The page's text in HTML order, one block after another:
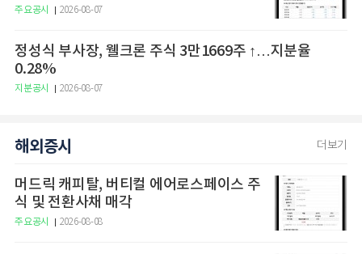
주요공시 2026-08-07
정성식 부사장, 웰크론 주식 3만1669주 ↑…지분율
0.28%
지분공시 2026-08-07
해외증시 더보기
머드릭 캐피탈, 버티컬 에어로스페이스 주
식 및 전환사채 매각
주요공시 2026-08-08